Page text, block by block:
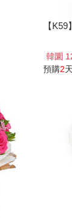
【
韓圜
預購2天